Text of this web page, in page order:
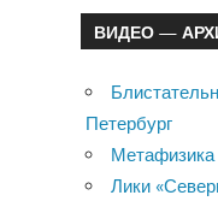
ВИДЕО —
Петербург
Метафизика
Лики